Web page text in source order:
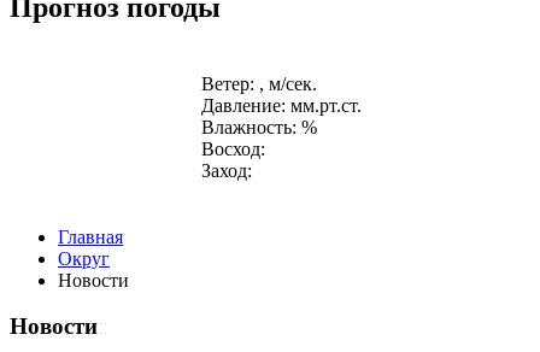
Прогноз погоды
Ветер: , м/сек.
Давление: мм.рт.ст.
Влажность: %
Восход:
Заход:
Главная
Округ
Новости
Новости